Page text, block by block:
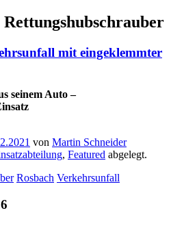
Rettungshubschrauber
mit eingeklemmter
seinem Auto –
von Martin Schneider
, Featured abgelegt.
Rosbach Verkehrsunfall